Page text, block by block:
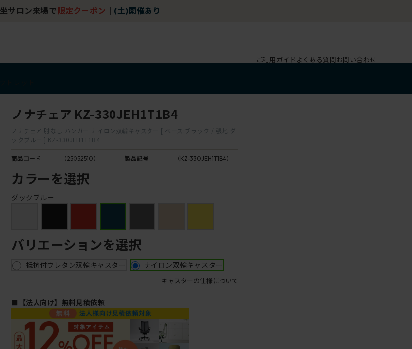
坐サロン来場で 限定クーポン (土)開催あり
ご利用ガイド よくある質問お問い合わせ
ノナチェア KZ-330JEH1T1B4
ノナチェア 肘なし ハンガー ナイロン双輪キャスター [ ベース:ブラック / 張地:ダ
ックブルー ] KZ-330JEH1T1B4
商品コード （25052510） 製品記号 （KZ-330JEH1T1B4）
カラーを選択
ダックブルー
バリエーションを選択
抵抗付ウレタン双輪キャスター ナイロン双輪キャスター
キャスターの仕様について
■【法人向け】無料見積依頼